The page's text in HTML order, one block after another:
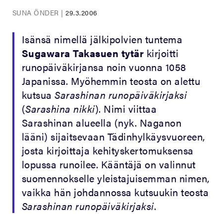
SUNA ÖNDER |29.3.2006
Isänsä nimellä jälkipolvien tuntema
Sugawara Takasuen tytär kirjoitti
runopäiväkirjansa noin vuonna 1058
Japanissa. Myöhemmin teosta on alettu
kutsuaSarashinan runopäiväkirjaksi
(Sarashina nikki). Nimi viittaa
Sarashinan alueella (nyk. Naganon
lääni) sijaitsevaan Tädinhylkäysvuoreen,
josta kirjoittaja kehityskertomuksensa
lopussa runoilee. Kääntäjä on valinnut
suomennokselle yleistajuisemman nimen,
vaikka hän johdannossa kutsuukin teosta
Sarashinan runopäiväkirjaksi.